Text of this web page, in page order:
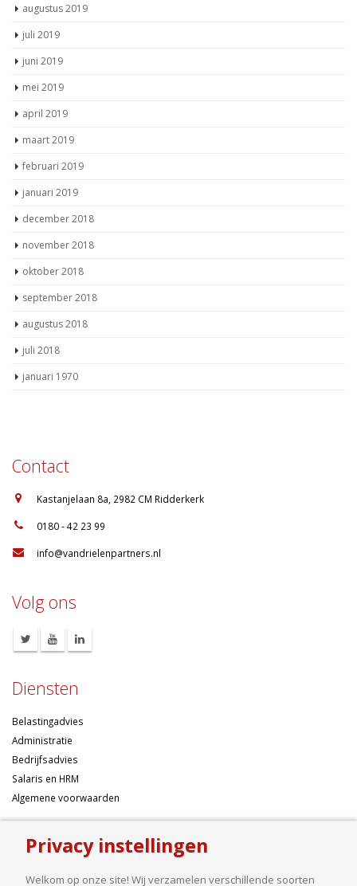
augustus 2019
juli 2019
juni 2019
mei 2019
april 2019
maart 2019
februari 2019
januari 2019
december 2018
november 2018
oktober 2018
september 2018
augustus 2018
juli 2018
januari 1970
Contact
Kastanjelaan 8a, 2982 CM Ridderkerk
0180 - 42 23 99
info@vandrielenpartners.nl
Volg ons
Diensten
Belastingadvies
Administratie
Bedrijfsadvies
Salaris en HRM
Algemene voorwaarden
Over ons
Ondernemen betekent risico’s nemen, maar dan liefst wel zo
Privacy instellingen
Welkom op onze site! Wij verzamelen verschillende soorten